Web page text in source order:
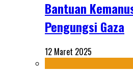
Bantuan
Pengungsi Gaza
12 Maret 2025